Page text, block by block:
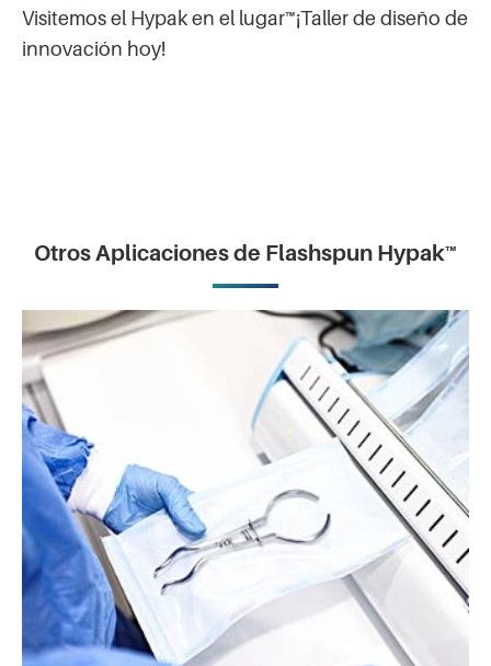
Visitemos el Hypak en el lugar™¡Taller de diseño de
innovación hoy!
Otros Aplicaciones de Flashspun Hypak™